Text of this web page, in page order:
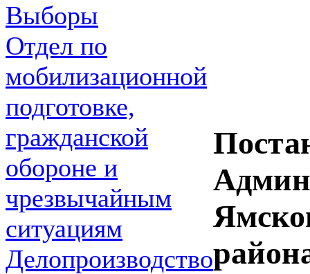
Выборы
Отдел по
мобилизационной
подготовке,
гражданской
обороне и
чрезвычайным
ситуациям
Делопроизводство